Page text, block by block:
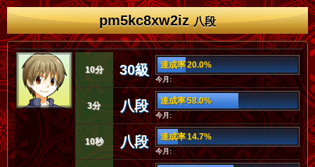
pm5kc8xw2iz八段
10分 30級 達成率 20.0%
今月:
3分 八段 達成率 58.0%
今月:
10秒 八段 達成率 14.7%
今月: